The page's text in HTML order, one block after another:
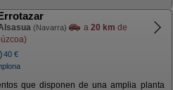
(Navarra) a 20 km de
40 €
que disponen de una amplia planta